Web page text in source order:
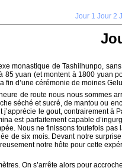
Jour 1 Jour 2
monastique de Tashilhunpo,
yuan (et montent à 1800 yuan
fin d’une cérémonie de moines
de route nous nous sommes
séché et sucré, de mantou ou
le gout, contrairement
est parfaitement capable
Nous ne finissons toutefois
de six mois. Devant notre
notre hôte pour cette
On s’arrête alors pour